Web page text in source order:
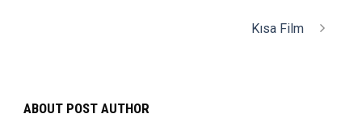
Kısa Film
ABOUT POST AUTHOR